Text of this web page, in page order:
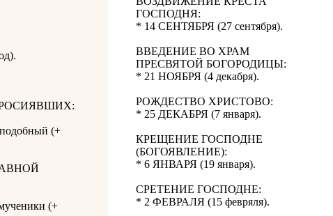
(+
(+
ГОСПОДНЯ:
* 14 СЕНТЯБРЯ (27 сентября).
ВВЕДЕНИЕ ВО ХРАМ
ПРЕСВЯТОЙ БОГОРОДИЦЫ:
* 21 НОЯБРЯ (4 декабря).
РОЖДЕСТВО ХРИСТОВО:
* 25 ДЕКАБРЯ (7 января).
КРЕЩЕНИЕ ГОСПОДНЕ
(БОГОЯВЛЕНИЕ):
* 6 ЯНВАРЯ (19 января).
СРЕТЕНИЕ ГОСПОДНЕ:
* 2 ФЕВРАЛЯ (15 февряля).